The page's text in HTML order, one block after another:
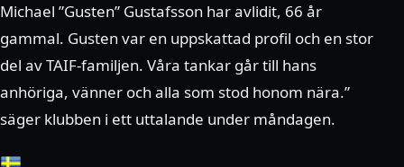
Michael ”Gusten” Gustafsson har avlidit, 66 år
gammal. Gusten var en uppskattad profil och en stor
del av TAIF-familjen. Våra tankar går till hans
anhöriga, vänner och alla som stod honom nära.”
säger klubben i ett uttalande under måndagen.